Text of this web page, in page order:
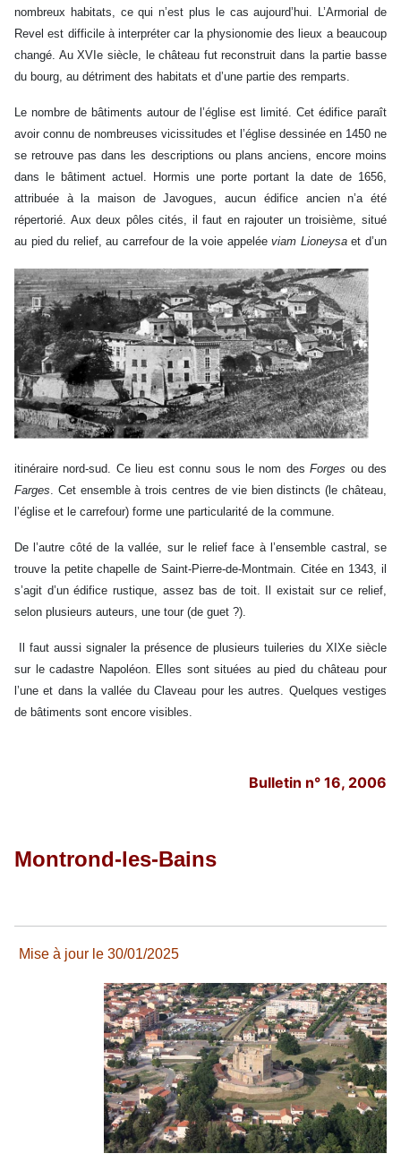
nombreux habitats, ce qui n’est plus le cas aujourd’hui. L’Armorial de
Revel est difficile à interpréter car la physionomie des lieux a beaucoup
changé. Au XVIe siècle, le château fut reconstruit dans la partie basse
du bourg, au détriment des habitats et d’une partie des remparts.
Le nombre de bâtiments autour de l’église est limité. Cet édifice paraît
avoir connu de nombreuses vicissitudes et l’église dessinée en 1450 ne
se retrouve pas dans les descriptions ou plans anciens, encore moins
dans le bâtiment actuel. Hormis une porte portant la date de 1656,
attribuée à la maison de Javogues, aucun édifice ancien n’a été
répertorié. Aux deux pôles cités, il faut en rajouter un troisième, situé
au pied du relief, au carrefour de la voie appelée viam Lioneysaet d’un
itinéraire nord-sud. Ce lieu est connu sous le nom desForges ou des
Farges. Cet ensemble à trois centres de vie bien distincts (le château,
l’église et le carrefour) forme une particularité de la commune.
De l’autre côté de la vallée, sur le relief face à l’ensemble castral, se
trouve la petite chapelle de Saint-Pierre-de-Montmain. Citée en 1343, il
s’agit d’un édifice rustique, assez bas de toit. Il existait sur ce relief,
selon plusieurs auteurs, une tour (de guet ?).
Il faut aussi signaler la présence de plusieurs tuileries du XIXe siècle
sur le cadastre Napoléon. Elles sont situées au pied du château pour
l’une et dans la vallée du Claveau pour les autres. Quelques vestiges
de bâtiments sont encore visibles.
Bulletin n° 16, 2006
Montrond-les-Bains
Mise à jour le 30/01/2025